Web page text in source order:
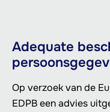
Adequate
Op verzoek van de
EDPB een advies